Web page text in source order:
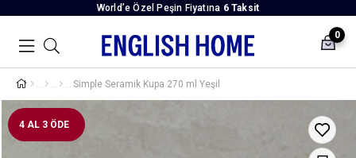
World’e Özel Peşin Fiyatına 6 Taksit
0
Simple Seramik Kupa 270 ml Yeşil
4 AL 3 ÖDE